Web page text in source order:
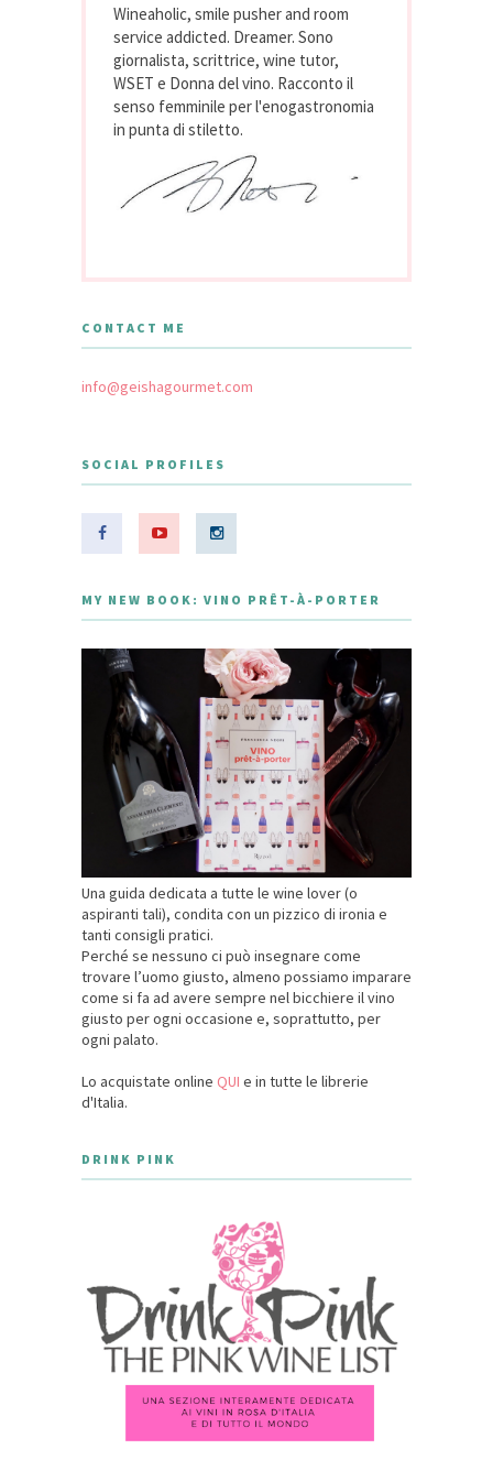
Wineaholic, smile pusher and room
service addicted. Dreamer. Sono
giornalista, scrittrice, wine tutor,
WSET e Donna del vino. Racconto il
senso femminile per l'enogastronomia
in punta di stiletto.
CONTACT ME
info@geishagourmet.com
SOCIAL PROFILES
MY NEW BOOK: VINO PRÊT-À-PORTER
Una guida dedicata a tutte le wine lover (o
aspiranti tali), condita con un pizzico di ironia e
tanti consigli pratici.
Perché se nessuno ci può insegnare come
trovare l’uomo giusto, almeno possiamo imparare
come si fa ad avere sempre nel bicchiere il vino
giusto per ogni occasione e, soprattutto, per
ogni palato.
Lo acquistate online QUI e in tutte le librerie
d'Italia.
DRINK PINK